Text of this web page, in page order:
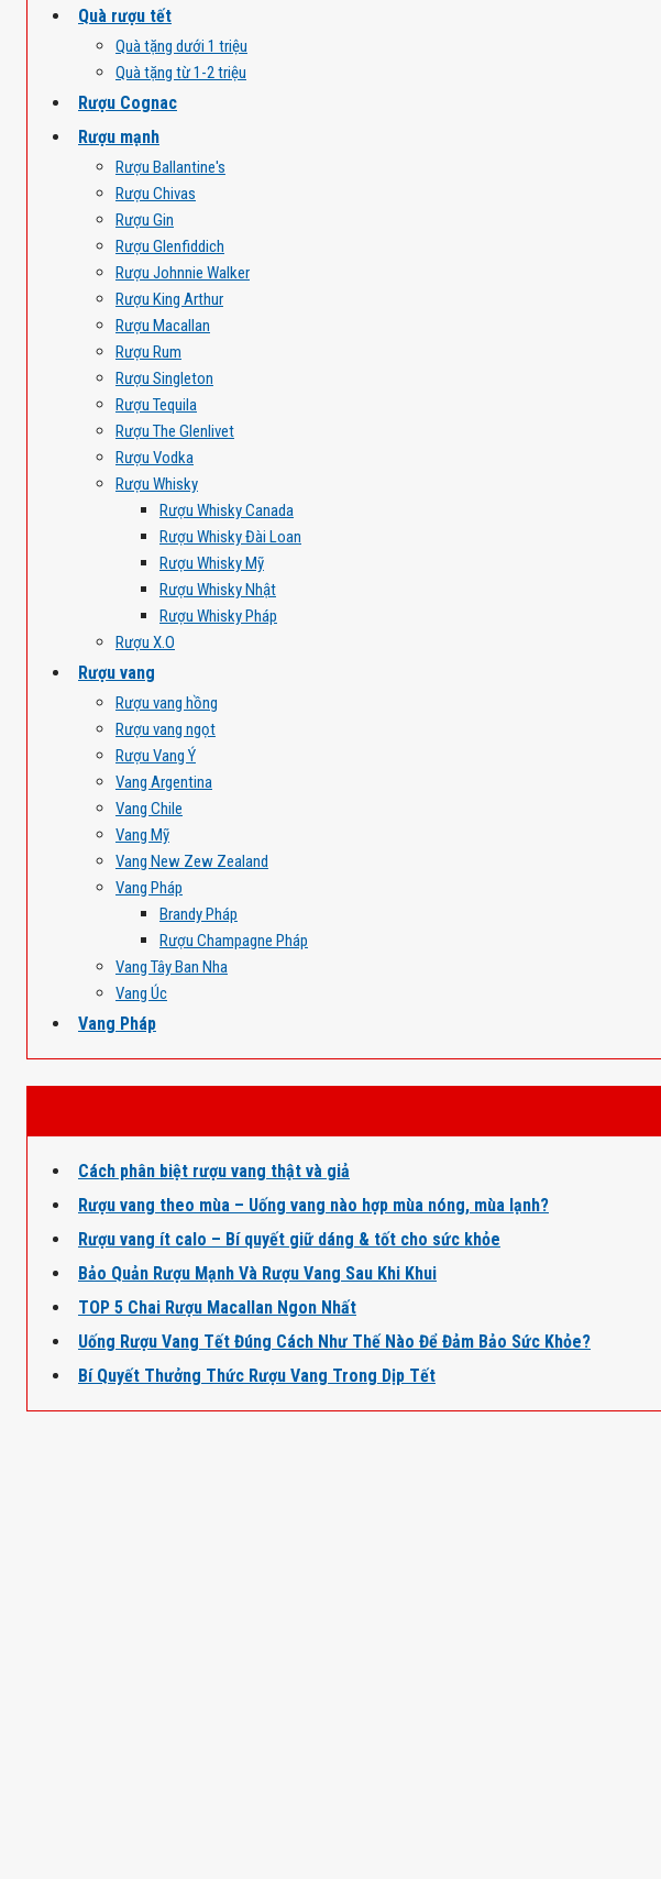
Quà rượu tết
Quà tặng dưới 1 triệu
Quà tặng từ 1-2 triệu
Rượu Cognac
Rượu mạnh
Rượu Ballantine's
Rượu Chivas
Rượu Gin
Rượu Glenfiddich
Rượu Johnnie Walker
Rượu King Arthur
Rượu Macallan
Rượu Rum
Rượu Singleton
Rượu Tequila
Rượu The Glenlivet
Rượu Vodka
Rượu Whisky
Rượu Whisky Canada
Rượu Whisky Đài Loan
Rượu Whisky Mỹ
Rượu Whisky Nhật
Rượu Whisky Pháp
Rượu X.O
Rượu vang
Rượu vang hồng
Rượu vang ngọt
Rượu Vang Ý
Vang Argentina
Vang Chile
Vang Mỹ
Vang New Zew Zealand
Vang Pháp
Brandy Pháp
Rượu Champagne Pháp
Vang Tây Ban Nha
Vang Úc
Vang Pháp
Cách phân biệt rượu vang thật và giả
Rượu vang theo mùa – Uống vang nào hợp mùa nóng, mùa lạnh?
Rượu vang ít calo – Bí quyết giữ dáng & tốt cho sức khỏe
Bảo Quản Rượu Mạnh Và Rượu Vang Sau Khi Khui
TOP 5 Chai Rượu Macallan Ngon Nhất
Uống Rượu Vang Tết Đúng Cách Như Thế Nào Để Đảm Bảo Sức Khỏe?
Bí Quyết Thưởng Thức Rượu Vang Trong Dịp Tết